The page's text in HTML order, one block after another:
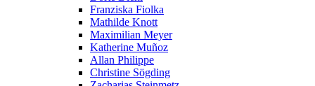
Franziska Fiolka
Mathilde Knott
Maximilian Meyer
Katherine Muñoz
Allan Philippe
Christine Sögding